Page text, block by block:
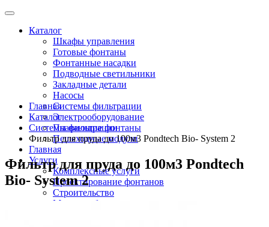
Каталог
Шкафы управления
Готовые фонтаны
Фонтанные насадки
Подводные светильники
Закладные детали
Насосы
Системы фильтрации
Электрооборудование
Плавающие фонтаны
Пешеходные модули
Главная
Услуги
Комплексные услуги
Проектирование фонтанов
Строительство
Монтаж оборудования
Главная
Каталог
Системы фильтрации
Фильтр для пруда до 100м3 Pondtech Bio- System 2
Фильтр для пруда до 100м3 Pondtech
Bio- System 2